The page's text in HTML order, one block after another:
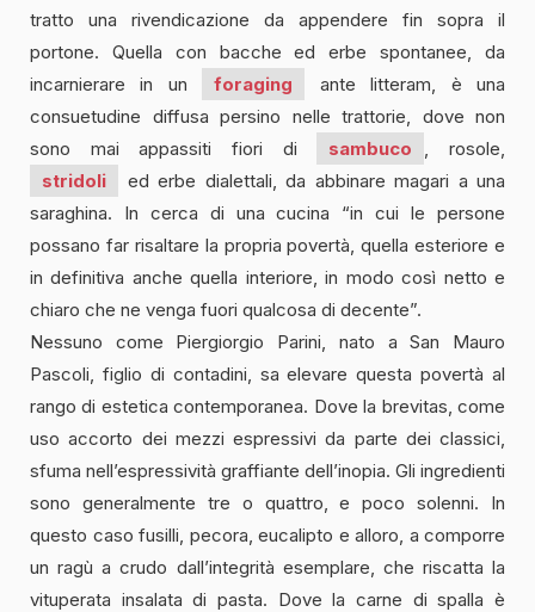
tratto una rivendicazione da appendere fin sopra il
portone. Quella con bacche ed erbe spontanee, da
incarnierare in un
foraging
ante litteram, è una
consuetudine diffusa persino nelle trattorie, dove non
sono mai appassiti fiori di
sambuco
, rosole,
stridoli
ed erbe dialettali, da abbinare magari a una
saraghina. In cerca di una cucina “in cui le persone
possano far risaltare la propria povertà, quella esteriore e
in definitiva anche quella interiore, in modo così netto e
chiaro che ne venga fuori qualcosa di decente”.
Nessuno come Piergiorgio Parini, nato a San Mauro
Pascoli, figlio di contadini, sa elevare questa povertà al
rango di estetica contemporanea. Dove la brevitas, come
uso accorto dei mezzi espressivi da parte dei classici,
sfuma nell’espressività graffiante dell’inopia. Gli ingredienti
sono generalmente tre o quattro, e poco solenni. In
questo caso fusilli, pecora, eucalipto e alloro, a comporre
un ragù a crudo dall’integrità esemplare, che riscatta la
vituperata insalata di pasta. Dove la carne di spalla è